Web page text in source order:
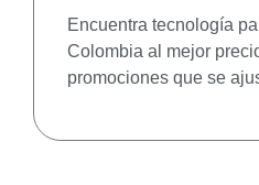
Encuentra tecnología
Colombia al mejor
promociones que se